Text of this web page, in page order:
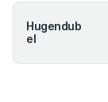
Hugendub
el